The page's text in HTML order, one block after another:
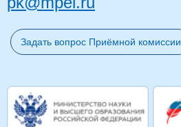
Задать вопрос Приёмной комиссии